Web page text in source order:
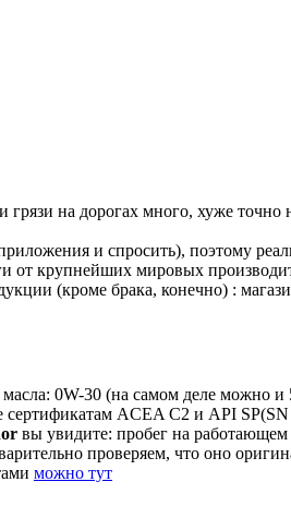
на дорогах много, хуже точно
и спросить), поэтому
от крупнейших мировых
(кроме брака, конечно) :
0W-30 (на самом деле можно и
сертификатам ACEA C2 и API
вы увидите: пробег на
проверяем, что оно
можно тут